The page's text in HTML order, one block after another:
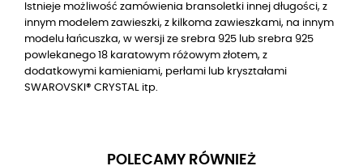
Istnieje możliwość zamówienia bransoletki innej długości, z
innym modelem zawieszki, z kilkoma zawieszkami, na innym
modelu łańcuszka, w wersji ze srebra 925 lub srebra 925
powlekanego 18 karatowym różowym złotem, z
dodatkowymi kamieniami, perłami lub kryształami
SWAROVSKI® CRYSTAL itp.
POLECAMY RÓWNIEŻ